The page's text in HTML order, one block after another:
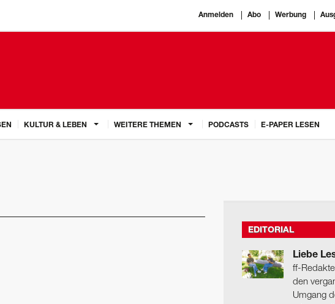
Anmelden Abo Werbung
KULTUR & LEBEN WEITERE THEMEN PODCASTS E-PAPER LESEN
EDITORIAL
Liebe
ff-
den
Umgang